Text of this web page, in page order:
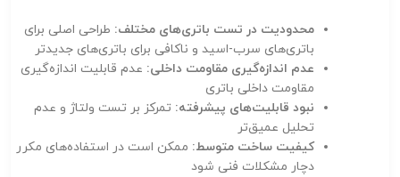
محدودیت در تست باتری‌های مختلف: طراحی اصلی برای
باتری‌های سرب-اسید و ناکافی برای باتری‌های جدیدتر
عدم اندازه‌گیری مقاومت داخلی: عدم قابلیت اندازه‌گیری
مقاومت داخلی باتری
نبود قابلیت‌های پیشرفته: تمرکز بر تست ولتاژ و عدم
تحلیل عمیق‌تر
کیفیت ساخت متوسط: ممکن است در استفاده‌های مکرر
دچار مشکلات فنی شود